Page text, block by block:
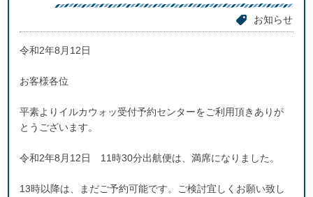
お知らせ
令和2年8月12日
お客様各位
平素よりイルカウォッ受付予約センターをご利用頂きありが
とうございます。
令和2年8月12日 11時30分出航便は、満席になりました。
13時以降は、まだご予約可能です。ご検討宜しくお願い致し